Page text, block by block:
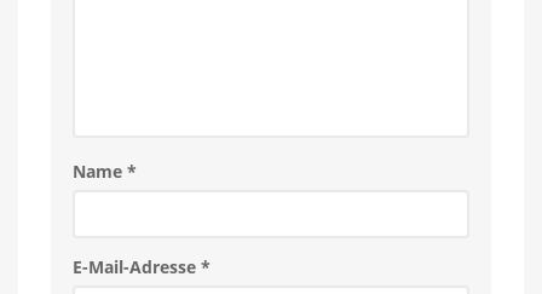
Name *
E-Mail-Adresse *